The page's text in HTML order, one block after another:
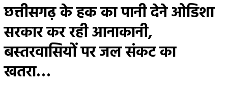
छत्तीसगढ़ के हक का पानी देने ओडिशा
सरकार कर रही आनाकानी,
बस्तरवासियों पर जल संकट का
खतरा…